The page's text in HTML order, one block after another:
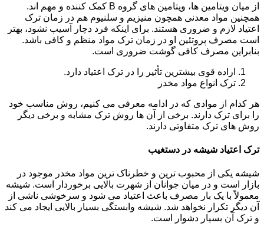
از میان ویتامین ها، ویتامین های گروه B کمک کننده و مهم اند.
همچنین مواد معدنی همچون منیزیم و سلنیوم هم در زمان ترک
اعتیاد لازم و ضروری هستند. برای اینکه فرد دچار آسیب نشود، بهتر
است مصرف پروتئین او در زمان ترک مواد منظم و کافی باشد.
بنابراین مصرف کافی گوشت ضروری است.
اراده قوی بیشترین تأثیر را در ترک اعتیاد دارد.
ترک انواع مواد مخدر
هر کدام از موادی که در ادامه معرفی می کنیم، روش مناسب خود
را برای ترک دارند. برخی از آن ها روش ترک مشابه و برخی دیگر
روش های ترک متفاوتی دارند.
ترک اعتیاد شیشه در دستغیب
شیشه یکی از محبوب ترین و خطرناک ترین مواد مخدر موجود در
بازار است و در میان جوانان از شهرت بالایی برخوردار است. شیشه
معمولاً با یک بار مصرف باعث اعتیاد می شود و سرخوشی ناشی از
آن دیگر تکرار نخواهد شد. شیشه وابستگی بسیار بالایی ایجاد می کند
و ترک آن بسیار دشوار است.